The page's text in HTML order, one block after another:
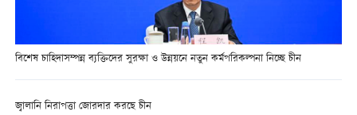
বিশেষ চাহিদাসম্পন্ন ব্যক্তিদের সুরক্ষা ও উন্নয়নে নতুন কর্মপরিকল্পনা নিচ্ছে চীন
জ্বালানি নিরাপত্তা জোরদার করছে চীন